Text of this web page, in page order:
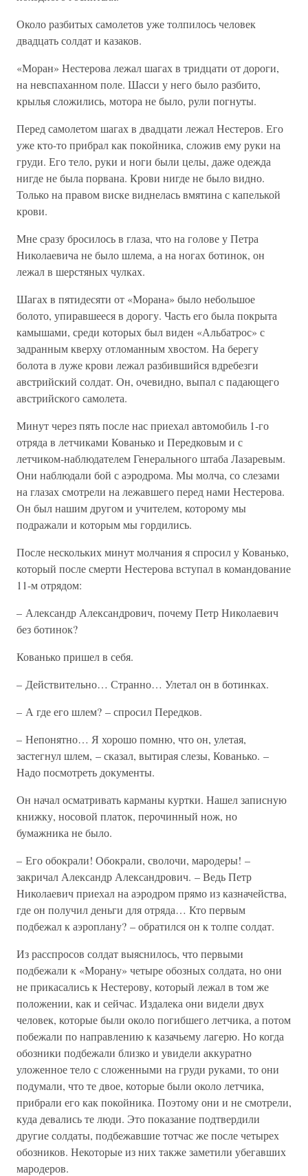
Около разбитых самолетов уже толпилось человек
двадцать солдат и казаков.
«Моран» Нестерова лежал шагах в тридцати от дороги,
на невспаханном поле. Шасси у него было разбито,
крылья сложились, мотора не было, рули погнуты.
Перед самолетом шагах в двадцати лежал Нестеров. Его
уже кто-то прибрал как покойника, сложив ему руки на
груди. Его тело, руки и ноги были целы, даже одежда
нигде не была порвана. Крови нигде не было видно.
Только на правом виске виднелась вмятина с капелькой
крови.
Мне сразу бросилось в глаза, что на голове у Петра
Николаевича не было шлема, а на ногах ботинок, он
лежал в шерстяных чулках.
Шагах в пятидесяти от «Морана» было небольшое
болото, упиравшееся в дорогу. Часть его была покрыта
камышами, среди которых был виден «Альбатрос» с
задранным кверху отломанным хвостом. На берегу
болота в луже крови лежал разбившийся вдребезги
австрийский солдат. Он, очевидно, выпал с падающего
австрийского самолета.
Минут через пять после нас приехал автомобиль 1-го
отряда в летчиками Кованько и Передковым и с
летчиком-наблюдателем Генерального штаба Лазаревым.
Они наблюдали бой с аэродрома. Мы молча, со слезами
на глазах смотрели на лежавшего перед нами Нестерова.
Он был нашим другом и учителем, которому мы
подражали и которым мы гордились.
После нескольких минут молчания я спросил у Кованько,
который после смерти Нестерова вступал в командование
11-м отрядом:
– Александр Александрович, почему Петр Николаевич
без ботинок?
Кованько пришел в себя.
– Действительно… Странно… Улетал он в ботинках.
– А где его шлем? – спросил Передков.
– Непонятно… Я хорошо помню, что он, улетая,
застегнул шлем, – сказал, вытирая слезы, Кованько. –
Надо посмотреть документы.
Он начал осматривать карманы куртки. Нашел записную
книжку, носовой платок, перочинный нож, но
бумажника не было.
– Его обокрали! Обокрали, сволочи, мародеры! –
закричал Александр Александрович. – Ведь Петр
Николаевич приехал на аэродром прямо из казначейства,
где он получил деньги для отряда… Кто первым
подбежал к аэроплану? – обратился он к толпе солдат.
Из расспросов солдат выяснилось, что первыми
подбежали к «Морану» четыре обозных солдата, но они
не прикасались к Нестерову, который лежал в том же
положении, как и сейчас. Издалека они видели двух
человек, которые были около погибшего летчика, а потом
побежали по направлению к казачьему лагерю. Но когда
обозники подбежали близко и увидели аккуратно
уложенное тело с сложенными на груди руками, то они
подумали, что те двое, которые были около летчика,
прибрали его как покойника. Поэтому они и не смотрели,
куда девались те люди. Это показание подтвердили
другие солдаты, подбежавшие тотчас же после четырех
обозников. Некоторые из них также заметили убегавших
мародеров.